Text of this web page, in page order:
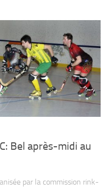
Bel après-midi au
par la commission rink-